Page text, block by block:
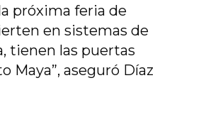
próxima feria de
en sistemas de
tienen las puertas
Maya”, aseguró Díaz